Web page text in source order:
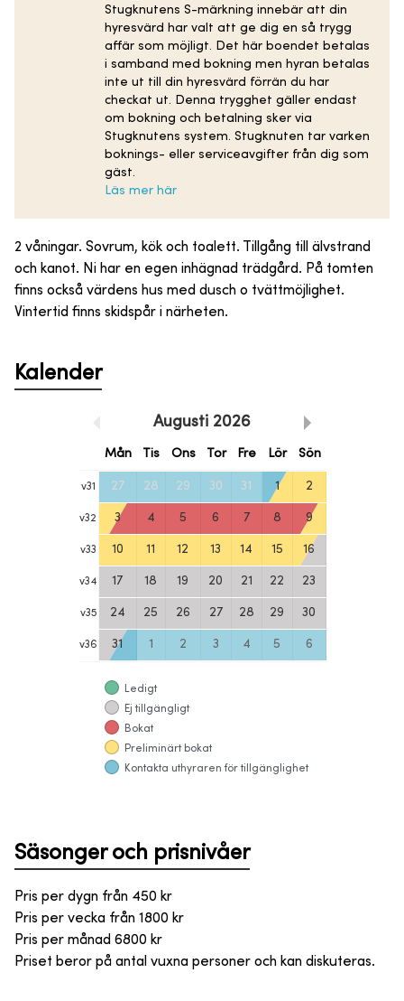
Stugknutens S-märkning innebär att din
hyresvärd har valt att ge dig en så trygg
affär som möjligt. Det här boendet betalas
i samband med bokning men hyran betalas
inte ut till din hyresvärd förrän du har
checkat ut. Denna trygghet gäller endast
om bokning och betalning sker via
Stugknutens system. Stugknuten tar varken
boknings- eller serviceavgifter från dig som
gäst.
Läs mer här
2 våningar. Sovrum, kök och toalett. Tillgång till älvstrand
och kanot. Ni har en egen inhägnad trädgård. På tomten
finns också värdens hus med dusch o tvättmöjlighet.
Vintertid finns skidspår i närheten.
Kalender
Augusti 2026
Mån Tis Ons Tor Fre Lör Sön
v31 27 28 29 30 31 1 2
v32 3 4 5 6 7 8 9
v33 10 11 12 13 14 15 16
v34 17 18 19 20 21 22 23
v35 24 25 26 27 28 29 30
v36 31 1 2 3 4 5 6
Ledigt
Ej tillgängligt
Bokat
Preliminärt bokat
Kontakta uthyraren för tillgänglighet
Säsonger och prisnivåer
Pris per dygn från 450 kr
Pris per vecka från 1800 kr
Pris per månad 6800 kr
Priset beror på antal vuxna personer och kan diskuteras.